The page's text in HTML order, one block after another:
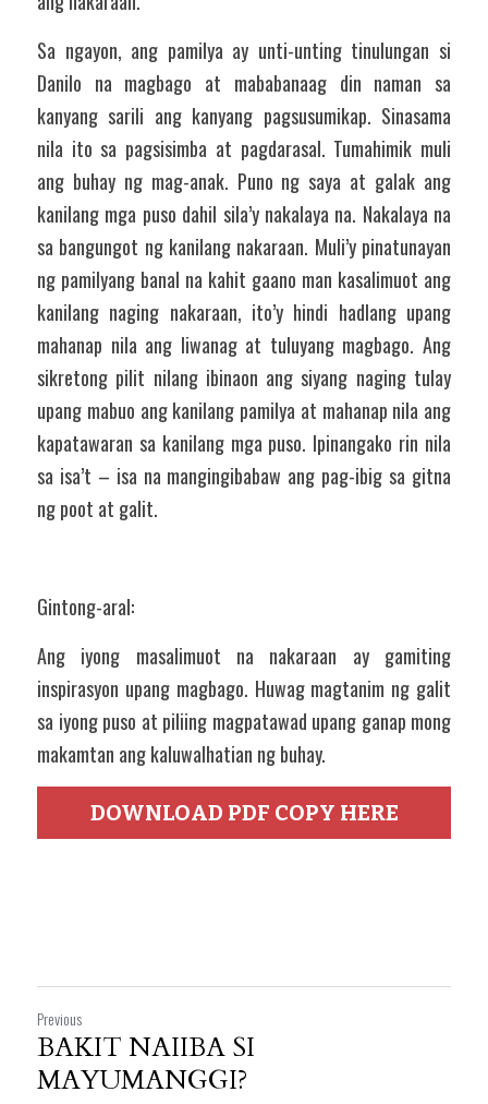
Sa ngayon, ang pamilya ay unti-unting tinulungan si
Danilo na magbago at mababanaag din naman sa
kanyang sarili ang kanyang pagsusumikap. Sinasama
nila ito sa pagsisimba at pagdarasal. Tumahimik muli
ang buhay ng mag-anak. Puno ng saya at galak ang
kanilang mga puso dahil sila’y nakalaya na. Nakalaya na
sa bangungot ng kanilang nakaraan. Muli’y pinatunayan
ng pamilyang banal na kahit gaano man kasalimuot ang
kanilang naging nakaraan, ito’y hindi hadlang upang
mahanap nila ang liwanag at tuluyang magbago. Ang
sikretong pilit nilang ibinaon ang siyang naging tulay
upang mabuo ang kanilang pamilya at mahanap nila ang
kapatawaran sa kanilang mga puso. Ipinangako rin nila
sa isa’t – isa na mangingibabaw ang pag-ibig sa gitna
ng poot at galit.
Gintong-aral:
Ang iyong masalimuot na nakaraan ay gamiting
inspirasyon upang magbago. Huwag magtanim ng galit
sa iyong puso at piliing magpatawad upang ganap mong
makamtan ang kaluwalhatian ng buhay.
DOWNLOAD PDF COPY HERE
Previous
BAKIT NAIIBA SI
MAYUMANGGI?